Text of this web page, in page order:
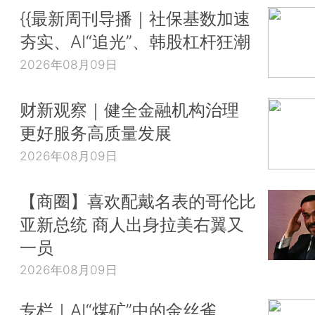
{{最新周刊导播｜社保基数加速
夯实、AI“追光”、韩股杠杆狂潮
2026年08月09日
财新观察｜健全金融机构治理
更好服务高质量发展
2026年08月09日
【商圈】喜欢配戴名表的哥伦比
亚新总统 商人出身拉美右翼又
一员
2026年08月09日
专栏｜AI“煤矿”中的金丝雀